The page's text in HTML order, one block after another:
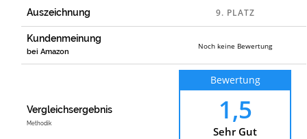
Auszeichnung
Kundenmeinung
bei Amazon
Noch keine Bewertung
Vergleichsergebnis
Methodik
Bewertung
1,5
Sehr Gut